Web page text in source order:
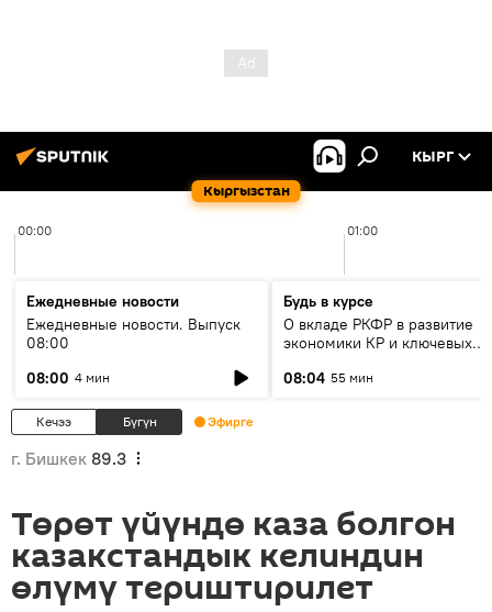
Кыргызстан
КЫРГ
00:00 01:00
Ежедневные новости
Ежедневные новости. Выпуск
08:00
08:00 4 мин
Будь в курсе
О вкладе РКФР в развитие
экономики КР и ключевых
08:04 55 мин
Кечээ Бүгүн Эфирге
г. Бишкек 89.3
Төрөт үйүндө каза болгон
казакстандык келиндин
өлүмү териштирилет